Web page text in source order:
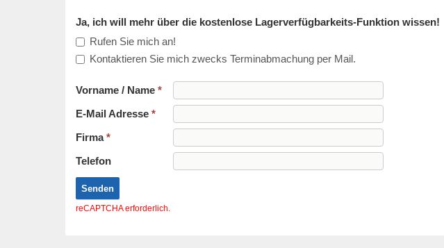
Ja, ich will mehr über die kostenlose Lagerverfügbarkeits-Funktion wissen!
Rufen Sie mich an!
Kontaktieren Sie mich zwecks Terminabmachung per Mail.
Vorname / Name *
E-Mail Adresse *
Firma*
Telefon
Senden
reCAPTCHA erforderlich.